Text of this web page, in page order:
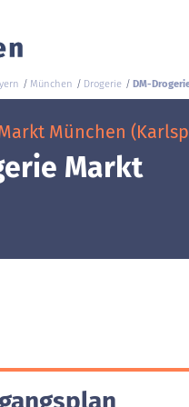
München Drogerie DM-
München
Markt